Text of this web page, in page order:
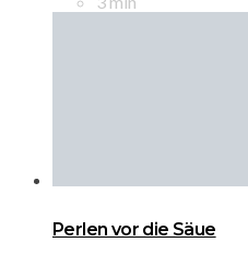
Perlen vor die Säue